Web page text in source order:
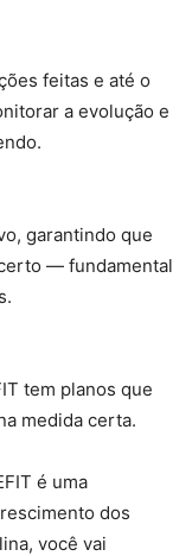
feitas e até o
a evolução e
garantindo que
— fundamental
tem planos que
medida certa.
é uma
dos
você vai